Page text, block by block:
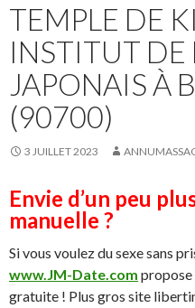
TEMPLE DE
INSTITUT DE
JAPONAIS À
(90700)
3 JUILLET 2023
Envie d’un peu
manuelle ?
Si vous voulez du sexe sans
www.JM-Date.com propose
gratuite ! Plus gros site